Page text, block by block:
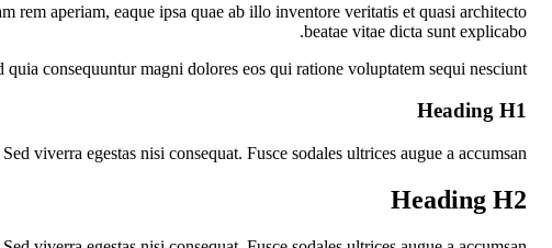
rem aperiam, eaque ipsa quae ab illo inventore veritatis et quasi architecto
beatae vitae dicta sunt explicabo.
consequuntur magni dolores eos qui ratione voluptatem sequi nesciunt.
Heading H1
viverra egestas nisi consequat. Fusce sodales ultrices augue a accumsan.
Heading H2